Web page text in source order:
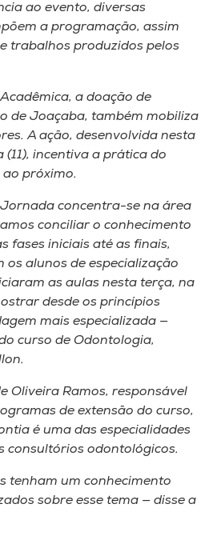
ao evento, diversas
a programação, assim
trabalhos produzidos pelos
a doação de
de Joaçaba, também mobiliza
A ação, desenvolvida nesta
incentiva a prática do
próximo.
concentra-se na área
conciliar o conhecimento
fases iniciais até as finais,
alunos de especialização
as aulas nesta terça, na
desde os princípios
mais especializada —
curso de Odontologia,
Oliveira Ramos, responsável
de extensão do curso,
é uma das especialidades
consultórios odontológicos.
tenham um conhecimento
sobre esse tema — disse a